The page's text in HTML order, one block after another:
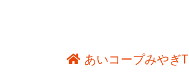
あいコープみやぎ